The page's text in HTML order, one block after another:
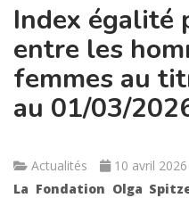
Index égalité
entre les
femmes au
au 01/03/
Actualités
10 avril 2026
La Fondation Olga